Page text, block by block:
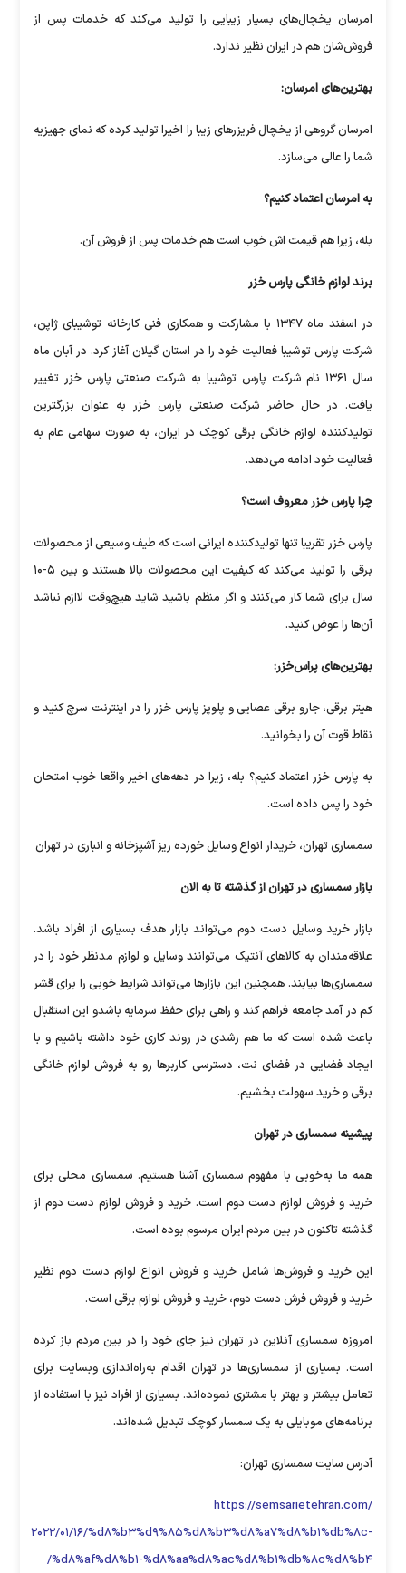
امرسان یخچال‌های بسیار زیبایی را تولید می‌کند که خدمات پس از
فروش‌شان هم در ایران نظیر ندارد.
بهترین‌های امرسان:
امرسان گروهی از یخچال فریزر‌های زیبا را اخیرا تولید کرده که نمای جهیزیه
شما را عالی می‌سازد.
به امرسان اعتماد کنیم؟
بله، زیرا هم قیمت اش خوب است هم خدمات پس از فروش آن.
برند لوازم خانگی پارس خزر
در اسفند ماه ۱۳۴۷ با مشارکت و همکاری فنی کارخانه توشیبای ژاپن،
شرکت پارس توشیبا فعالیت خود را در استان گیلان آغاز کرد. در آبان ماه
سال ۱۳۶۱ نام شرکت پارس توشیبا به شرکت صنعتی پارس خزر تغییر
یافت. در حال حاضر شرکت صنعتی پارس خزر به عنوان بزرگترین
تولیدکننده لوازم خانگی برقی کوچک در ایران، به صورت سهامی عام به
فعالیت خود ادامه می‌دهد.
چرا پارس خزر معروف است؟
پارس خزر تقریبا تنها تولیدکننده ایرانی است که طیف وسیعی از محصولات
برقی را تولید می‌کند که کیفیت این محصولات بالا هستند و بین ۵-۱۰
سال برای شما کار می‌کنند و اگر منظم باشید شاید هیچ‌وقت لاازم نباشد
آن‌ها را عوض کنید.
بهترین‌های پراس‌خزر:
هیتر برقی، جارو برقی عصایی و پلوپز پارس خزر را در اینترنت سرچ کنید و
نقاط قوت آن را بخوانید.
به پارس خزر اعتماد کنیم؟ بله، زیرا در دهه‌های اخیر واقعا خوب امتحان
خود را پس داده است.
سمساری تهران، خریدار انواع وسایل خورده ریز آشپزخانه و انباری در تهران
بازار سمساری در تهران از گذشته تا به الان
بازار خرید وسایل دست دوم می‌تواند بازار هدف بسیاری از افراد باشد.
علاقه‌مندان به کالا‌های آنتیک می‌توانند وسایل و لوازم مدنظر خود را در
سمساری‌ها بیابند. همچنین این بازار‌ها می‌تواند شرایط خوبی را برای قشر
کم در آمد جامعه فراهم کند و راهی برای حفظ سرمایه باشدو این استقبال
باعث شده است که ما هم رشدی در روند کاری خود داشته باشیم و با
ایجاد فضایی در فضای نت، دسترسی کاربر‌ها رو به فروش لوازم خانگی
برقی و خرید سهولت بخشیم.
پیشینه سمساری در تهران
همه ما به‌خوبی با مفهوم سمساری آشنا هستیم. سمساری محلی برای
خرید و فروش لوازم دست دوم است. خرید و فروش لوازم دست دوم از
گذشته تاکنون در بین مردم ایران مرسوم بوده است.
این خرید و فروش‌ها شامل خرید و فروش انواع لوازم دست دوم نظیر
خرید و فروش فرش دست دوم، خرید و فروش لوازم برقی است.
امروزه سمساری آنلاین در تهران نیز جای خود را در بین مردم باز کرده
است. بسیاری از سمساری‌ها در تهران اقدام به‌راه‌اندازی وبسایت برای
تعامل بیشتر و بهتر با مشتری نموده‌اند. بسیاری از افراد نیز با استفاده از
برنامه‌های موبایلی به یک سمسار کوچک تبدیل شده‌اند.
آدرس سایت سمساری تهران:
https://semsarietehran.com/
۲۰۲۲/۰۱/۱۶/%d۸%b۳%d۹%۸۵%d۸%b۳%d۸%a۷%d۸%b۱%db%۸c-
%d۸%af%d۸%b۱-%d۸%aa%d۸%ac%d۸%b۱%db%۸c%d۸%b۴/